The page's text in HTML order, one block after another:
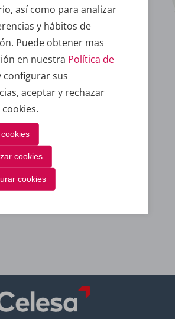
así como para analizar
y hábitos de
Puede obtener mas
en nuestra Política de
configurar sus
aceptar y rechazar
cookies
cookies
Atención al cliente